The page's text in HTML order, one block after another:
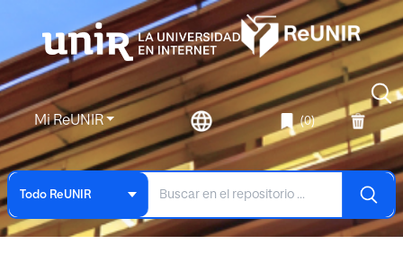
Mi ReUNIR (0)
Todo ReUNIR